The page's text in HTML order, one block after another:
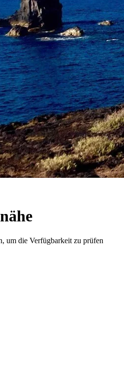
um die Verfügbarkeit zu prüfen